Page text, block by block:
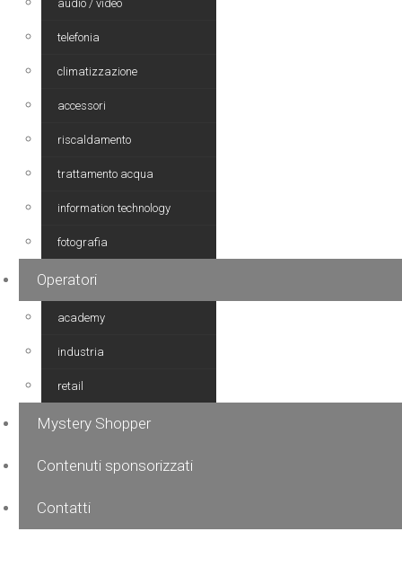
audio / video
telefonia
climatizzazione
accessori
riscaldamento
trattamento acqua
information technology
fotografia
Operatori
academy
industria
retail
Mystery Shopper
Contenuti sponsorizzati
Contatti